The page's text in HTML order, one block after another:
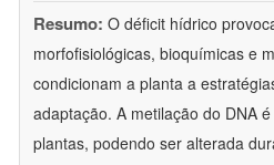
Resumo: O déficit hídrico
morfofisiológicas, bioquímicas e
condicionam a planta a
adaptação. A metilação do DNA
plantas, podendo ser alterada